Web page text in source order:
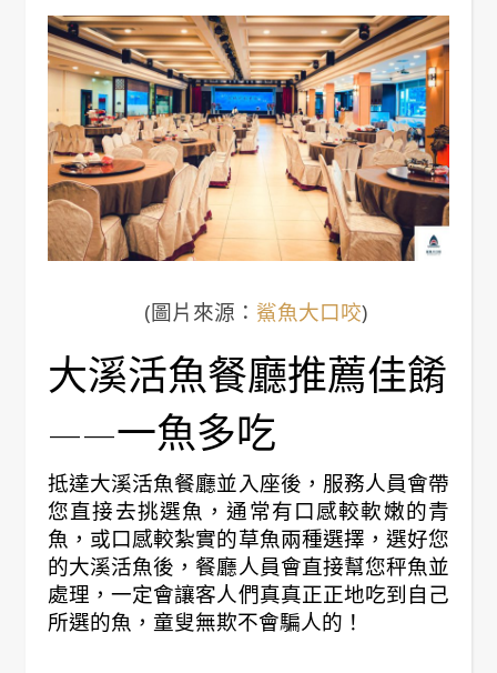
(圖片來源： 鯊魚大口咬)
大溪活魚餐廳推薦佳餚
——一魚多吃
抵達大溪活魚餐廳並入座後，服務人員會帶
您直接去挑選魚，通常有口感較軟嫩的青
魚，或口感較紮實的草魚兩種選擇，選好您
的大溪活魚後，餐廳人員會直接幫您秤魚並
處理，一定會讓客人們真真正正地吃到自己
所選的魚，童叟無欺不會騙人的！